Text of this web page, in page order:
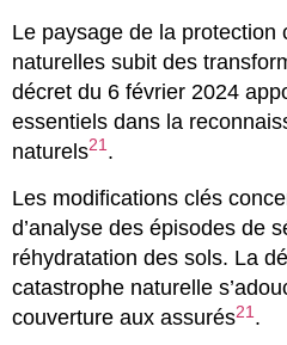
Le paysage de la protection
naturelles subit des
décret du 6 février 2024
essentiels dans la
naturels21.
Les modifications clés
d’analyse des épisodes de
réhydratation des sols. La
catastrophe naturelle
couverture aux assurés21 .